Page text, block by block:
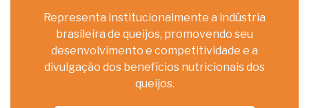
Representa institucionalmente a indústria
brasileira de queijos, promovendo seu
desenvolvimento e competitividade e a
divulgação dos benefícios nutricionais dos
queijos.